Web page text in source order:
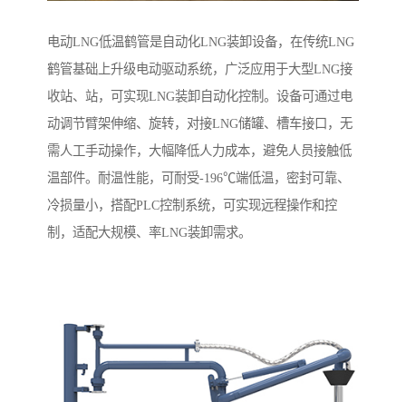
电动LNG低温鹤管是自动化LNG装卸设备，在传统LNG
鹤管基础上升级电动驱动系统，广泛应用于大型LNG接
收站、站，可实现LNG装卸自动化控制。设备可通过电
动调节臂架伸缩、旋转，对接LNG储罐、槽车接口，无
需人工手动操作，大幅降低人力成本，避免人员接触低
温部件。耐温性能，可耐受-196℃端低温，密封可靠、
冷损量小，搭配PLC控制系统，可实现远程操作和控
制，适配大规模、率LNG装卸需求。